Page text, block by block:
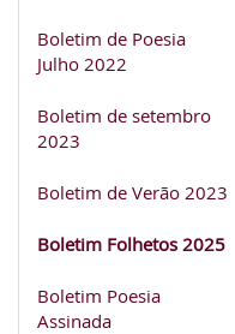
Boletim de Poesia
Julho 2022
Boletim de setembro
2023
Boletim de Verão 2023
Boletim Folhetos 2025
Boletim Poesia
Assinada